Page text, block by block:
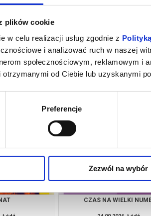
plików cookie
w celu realizacji usług zgodnie z
i analizować ruch w naszej
społecznościowym, reklamowym i
od Ciebie lub uzyskanymi
Preferencje
Zezwól na wybór
kup bilet
PŁYWALNIA
CZAS NA WIELKI